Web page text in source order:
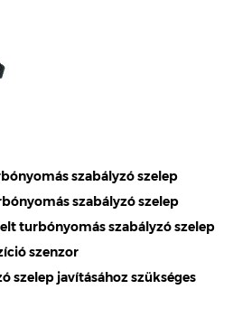
szabályzó szelep
szabályzó szelep
turbónyomás szabályzó szelep
szenzor
szelep javításához szükséges